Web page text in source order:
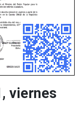
viernes